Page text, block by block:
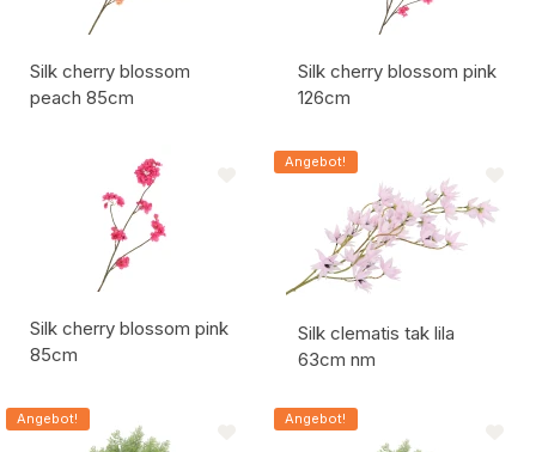
Silk cherry blossom
peach 85cm
Silk cherry blossom pink
126cm
Artikelcode:
Silk cherry blossom pink
85cm
Artikelcode:
Angebot!
Silk clematis tak lila
63cm nm
Artikelcode:
Angebot! Angebot!